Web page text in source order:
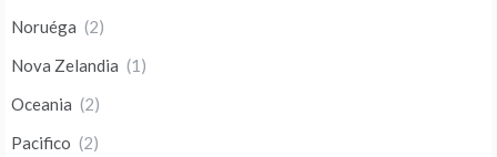
Noruéga (2)
Nova Zelandia (1)
Oceania (2)
Pacifico (2)